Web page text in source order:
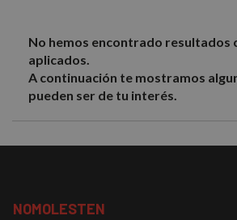
No hemos encontrado resultados
aplicados.
A continuación te mostramos
pueden ser de tu interés.
NOMOLESTEN